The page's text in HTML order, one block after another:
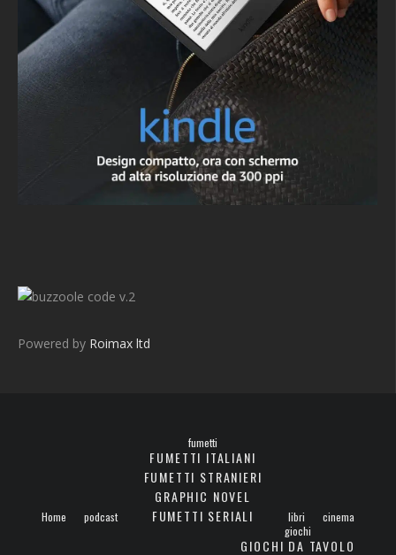
v.2
Powered by Roimax ltd
Home podcast
fumetti
FUMETTI ITALIANI
FUMETTI STRANIERI
GRAPHIC NOVEL
FUMETTI SERIALI
libri
cinema
giochi
GIOCHI DA TAVOLO